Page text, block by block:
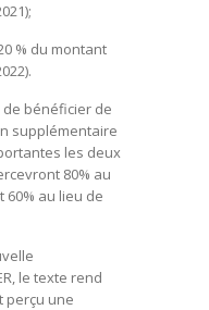
% du montant
de bénéficier de
supplémentaire
les deux
80% au
60% au lieu de
le texte rend
perçu une